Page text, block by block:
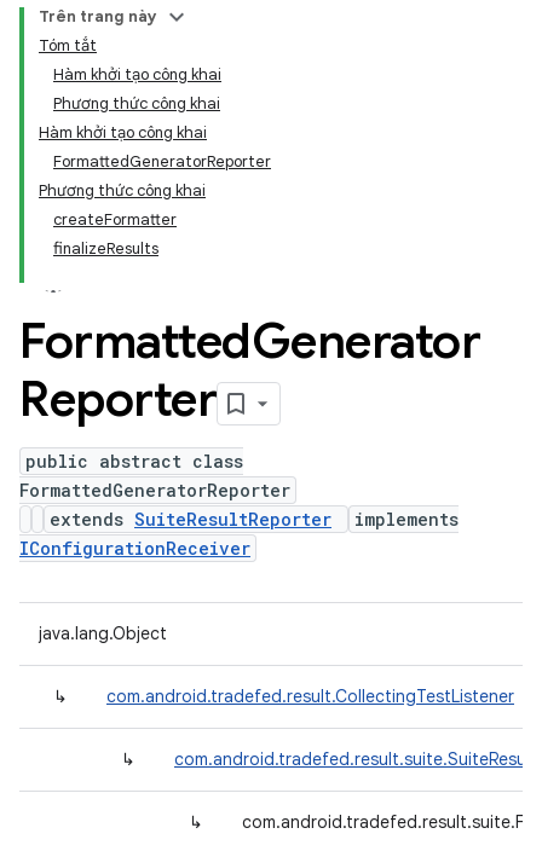
Trên trang này
Tóm tắt
Hàm khởi tạo công khai
Phương thức công khai
Hàm khởi tạo công khai
FormattedGeneratorReporter
Phương thức công khai
createFormatter
finalizeResults
FormattedGenerator
Reporter
public abstract class
FormattedGeneratorReporter
extends SuiteResultReporter
implements
IConfigurationReceiver
java.lang.Object
↳ com.android.tradefed.result.CollectingTestListener
↳
↳